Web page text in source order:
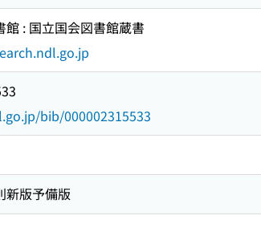
館 : 国立国会図書館蔵書
bib/000002315533
新版予備版